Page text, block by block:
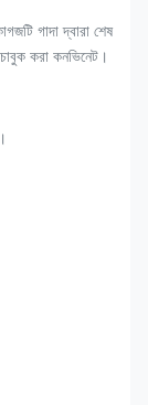
গাদা দ্বারা শেষ
করা কনভিনেট।